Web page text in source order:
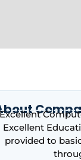
Excellent
provided to